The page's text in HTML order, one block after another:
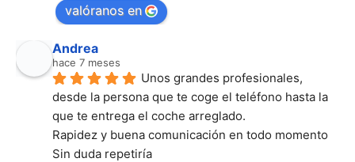
valóranos en
Andrea
hace 7 meses
Unos grandes profesionales,
desde la persona que te coge el teléfono hasta la
que te entrega el coche arreglado.
Rapidez y buena comunicación en todo momento
Sin duda repetiría